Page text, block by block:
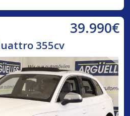
39.990€
355cv